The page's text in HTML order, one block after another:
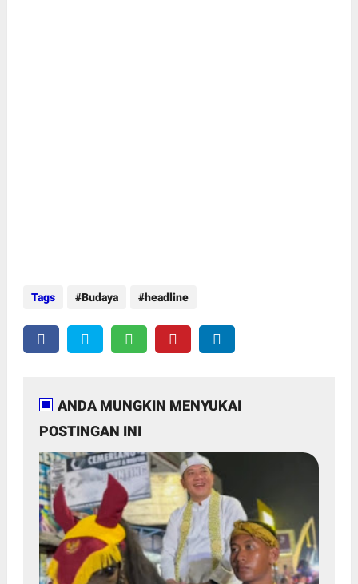
Tags Budaya headline
ANDA MUNGKIN MENYUKAI
POSTINGAN INI